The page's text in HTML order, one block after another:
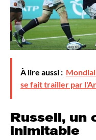
À lire aussi :
se fait trailler par
Russell, un
inimitable